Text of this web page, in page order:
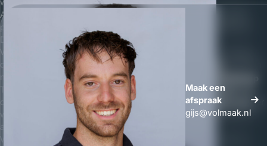
worden ontworpen en geproduceerd.
Als meubelmaker in Handel werken wij veel samen met lokale
partijen. Zo houden wij kwaliteit en communicatie dichtbij huis.
Dat zorgt voor korte lijnen en duidelijke afspraken.
Wij combineren het mooiste van maatwerk interieur met sterke,
duurzame materialen. Het resultaat is een interieur dat niet alleen
mooi oogt, maar ook jarenlang intensief gebruikt kan worden.
Transparantie is voor ons vanzelfsprekend. U ontvangt een
duidelijke offerte waarin de prijs van uw maatwerk interieur helder
wordt uitgelegd. Indien gewenst komen wij langs in Handel om
alles persoonlijk toe te lichten.
Wij geloven dat goede interieurbouw begint bij vertrouwen en
Maak een
afspraak
Maak een
afspraak
gijs@volmaak.nl